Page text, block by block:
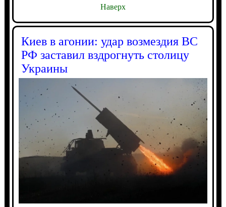
Наверх
Киев в агонии: удар возмездия ВС
РФ заставил вздрогнуть столицу
Украины